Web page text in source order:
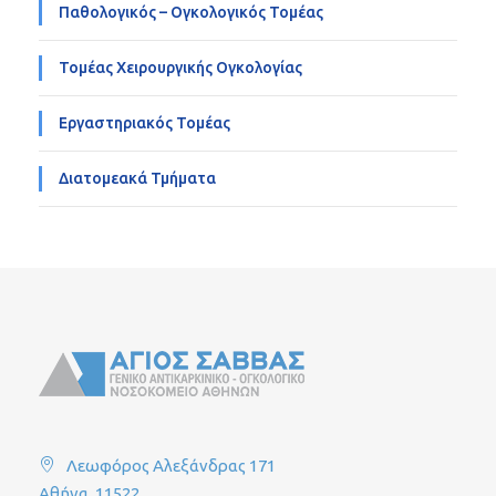
Παθολογικός – Ογκολογικός Τομέας
Τομέας Χειρουργικής Ογκολογίας
Εργαστηριακός Τομέας
Διατομεακά Τμήματα
Λεωφόρος Αλεξάνδρας 171